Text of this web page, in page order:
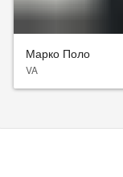
Марко Поло
VA